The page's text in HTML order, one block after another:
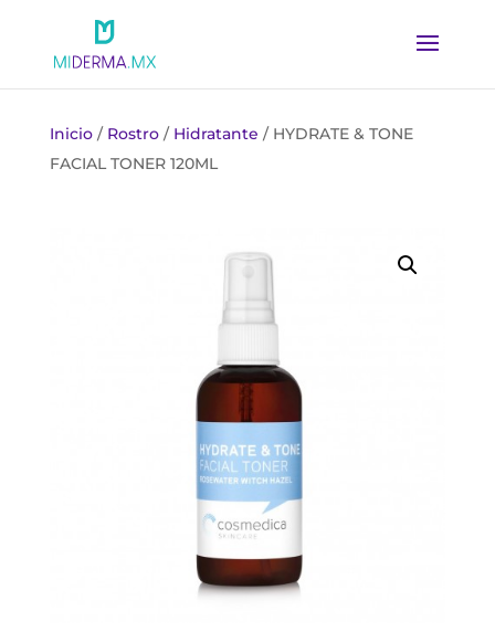
Inicio/ Rostro/ Hidratante / HYDRATE & TONE
FACIAL TONER 120ML